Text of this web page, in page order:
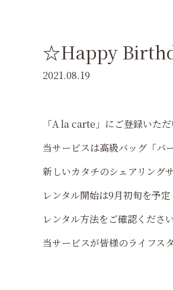
☆Happy
2021.08.19
「A la carte」にご登録いた
当サービスは高級バッグ「バ
新しいカタチのシェアリング
レンタル開始は9月初旬を予
レンタル方法をご確認ください
当サービスが皆様のライフス